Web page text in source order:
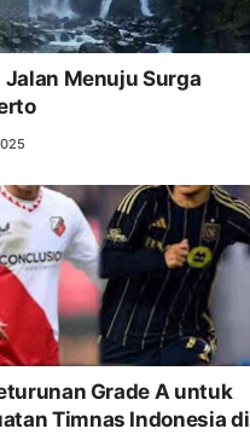
Menuju Surga
Grade A untuk
Timnas Indonesia di